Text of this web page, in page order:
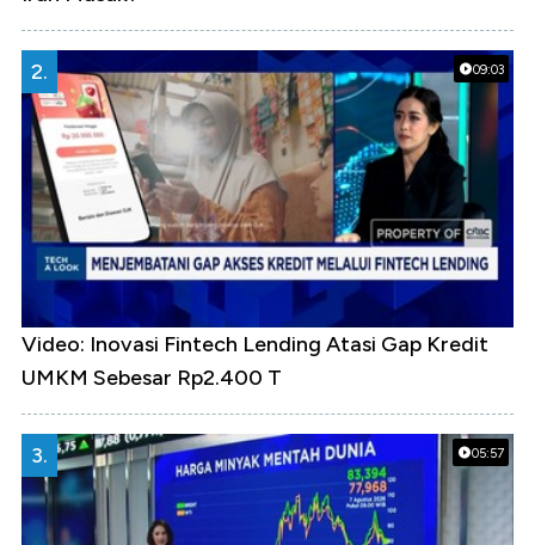
09:03
2.
Video: Inovasi Fintech Lending Atasi Gap Kredit
UMKM Sebesar Rp2.400 T
05:57
3.